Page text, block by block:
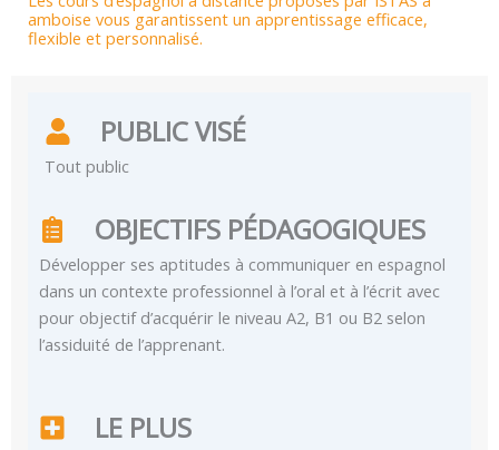
amboise vous garantissent un apprentissage efficace,
flexible et personnalisé.
PUBLIC VISÉ
Tout public
OBJECTIFS PÉDAGOGIQUES
Développer ses aptitudes à communiquer en espagnol
dans un contexte professionnel à l’oral et à l’écrit avec
pour objectif d’acquérir le niveau A2, B1 ou B2 selon
l’assiduité de l’apprenant.
LE PLUS